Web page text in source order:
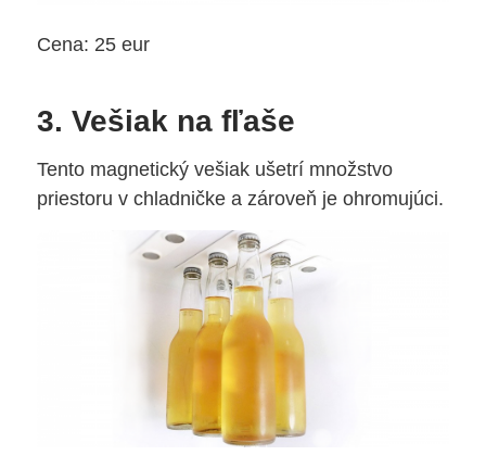
Cena: 25 eur
3. Vešiak na fľaše
Tento magnetický vešiak ušetrí množstvo
priestoru v chladničke a zároveň je ohromujúci.